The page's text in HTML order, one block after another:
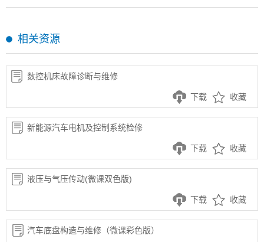
相关资源
数控机床故障诊断与维修
下载 收藏
新能源汽车电机及控制系统检修
下载 收藏
液压与气压传动(微课双色版)
下载 收藏
汽车底盘构造与维修（微课彩色版）